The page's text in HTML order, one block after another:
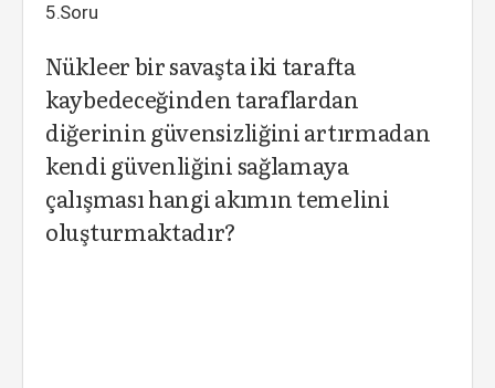
5.Soru
Nükleer bir savaşta iki tarafta
kaybedeceğinden taraflardan
diğerinin güvensizliğini artırmadan
kendi güvenliğini sağlamaya
çalışması hangi akımın temelini
oluşturmaktadır?